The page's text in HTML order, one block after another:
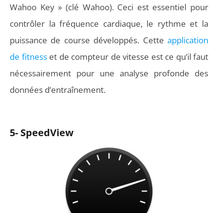
Wahoo Key » (clé Wahoo). Ceci est essentiel pour
contrôler la fréquence cardiaque, le rythme et la
puissance de course développés. Cette application
de fitnesset de compteur de vitesse est ce qu’il faut
nécessairement pour une analyse profonde des
données d’entraînement.
5- SpeedView